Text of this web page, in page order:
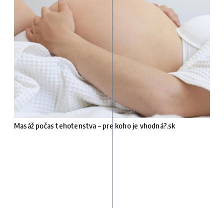
Masáž počas tehotenstva – pre koho je vhodná?.sk